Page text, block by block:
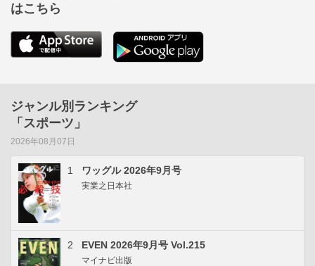
はこちら
ジャンル別ランキング
「スポーツ」
2026年08月07日
1 ワッグル 2026年9月号
実業之日本社
2 EVEN 2026年9月号 Vol.215
マイナビ出版